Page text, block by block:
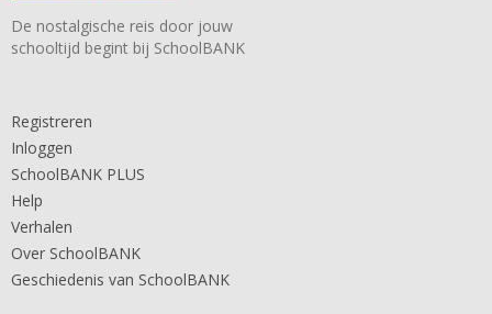
De nostalgische reis door jouw
schooltijd begint bij SchoolBANK
Registreren
Inloggen
SchoolBANK PLUS
Help
Verhalen
Over SchoolBANK
Geschiedenis van SchoolBANK